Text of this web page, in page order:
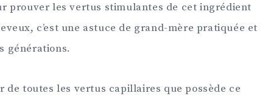
prouver les vertus stimulantes de cet ingrédient
c’est une astuce de grand-mère pratiquée et
générations.
de toutes les vertus capillaires que possède ce